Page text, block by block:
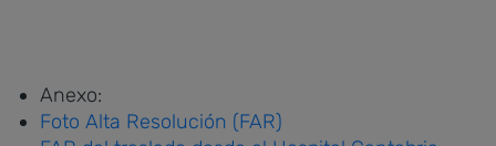
Anexo:
Foto Alta Resolución (FAR)